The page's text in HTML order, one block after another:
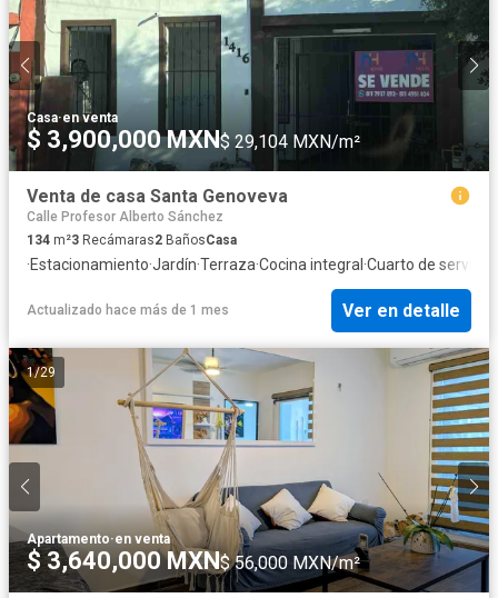
Casa·en venta
$ 3,900,000 MXN$ 29,104 MXN/m²
Venta de casa Santa Genoveva
Calle Profesor Alberto Sánchez
134 m²3 Recámaras2 BañosCasa
·Estacionamiento·Jardín·Terraza·Cocina integral ·Cuarto de servicio
Actualizado hace más de 1 mes Ver en detalle
1/29
Apartamento·en venta
$ 3,640,000 MXN$ 56,000 MXN/m²